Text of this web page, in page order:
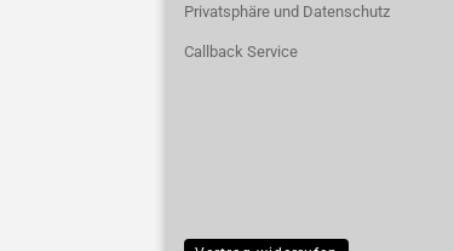
Privatsphäre und Datenschutz
Callback Service